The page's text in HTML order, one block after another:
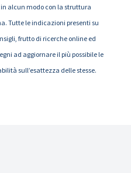
alcun modo con la struttura
Tutte le indicazioni presenti su
frutto di ricerche online ed
ad aggiornare il più possibile le
sull’esattezza delle stesse.